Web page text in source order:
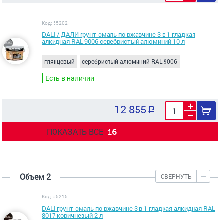
Код: 55202
DALI / ДАЛИ грунт-эмаль по ржавчине 3 в 1 гладкая
алкидная RAL 9006 серебристый алюминий 10 л
глянцевый серебристый алюминий RAL 9006
Есть в наличии
12 855
ПОКАЗАТЬ ВСЕ 16
Объем 2 СВЕРНУТЬ
Код: 55215
DALI грунт-эмаль по ржавчине 3 в 1 гладкая алкидная RAL
8017 коричневый 2 л